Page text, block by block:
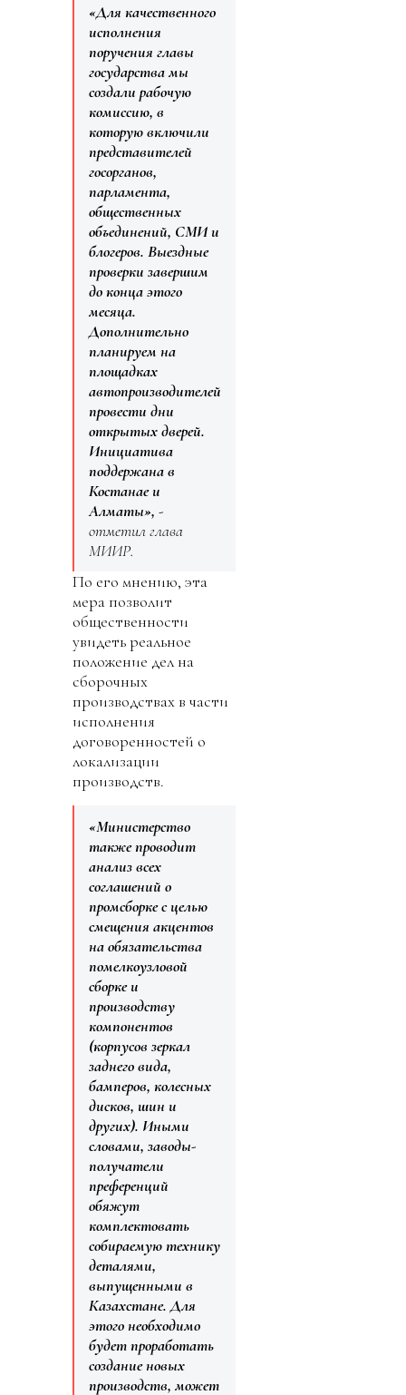
«Для качественного
исполнения
поручения главы
государства мы
создали рабочую
комиссию, в
которую включили
представителей
госорганов,
парламента,
общественных
объединений, СМИ и
блогеров. Выездные
проверки завершим
до конца этого
месяца.
Дополнительно
планируем на
площадках
автопроизводителей
провести дни
открытых дверей.
Инициатива
поддержана в
Костанае и
Алматы», -
отметил глава
МИИР.
По его мнению, эта
мера позволит
общественности
увидеть реальное
положение дел на
сборочных
производствах в части
исполнения
договоренностей о
локализации
производств.
«Министерство
также проводит
анализ всех
соглашений о
промсборке с целью
смещения акцентов
на обязательства
помелкоузловой
сборке и
производству
компонентов
(корпусов зеркал
заднего вида,
бамперов, колесных
дисков, шин и
других). Иными
словами, заводы-
получатели
преференций
обяжут
комплектовать
собираемую технику
деталями,
выпущенными в
Казахстане. Для
этого необходимо
будет проработать
создание новых
производств, может